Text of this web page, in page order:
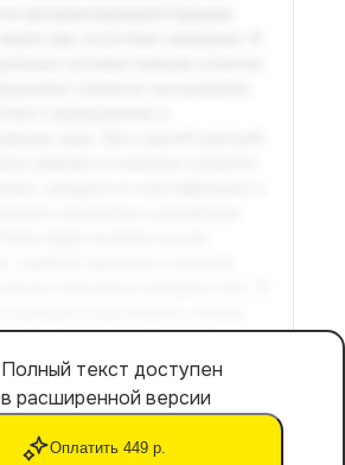
Полный текст доступен
в расширенной версии
Оплатить 449 р.